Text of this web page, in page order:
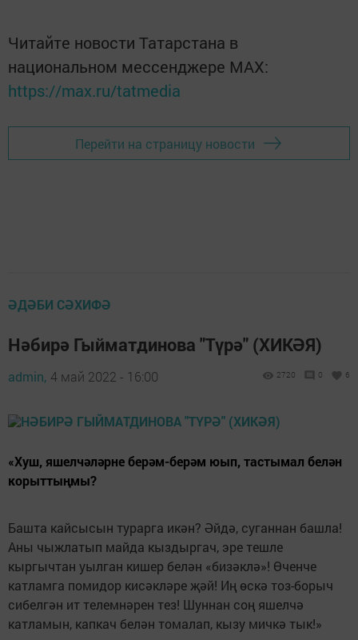
Читайте новости Татарстана в
национальном мессенджере MАХ:
https://max.ru/tatmedia
Перейти на страницу новости
ӘДӘБИ СӘХИФӘ
Нәбирә Гыйматдинова "Түрә" (ХИКӘЯ)
admin, 4 май 2022 - 16:00 2720 0 6
«Хуш, яшелчәләрне берәм-берәм юып, тастымал белән
корыттыңмы?
Башта кайсысын турарга икән? Әйдә, суганнан башла!
Аны чыжлатып майда кыздыргач, эре тешле
кыргычтан уылган кишер белән «бизәклә»! Өченче
катламга помидор кисәкләре җәй! Иң өскә тоз-борыч
сибелгән ит телемнәрен тез! Шуннан соң яшелчә
катламын, капкач белән томалап, кызу мичкә тык!»